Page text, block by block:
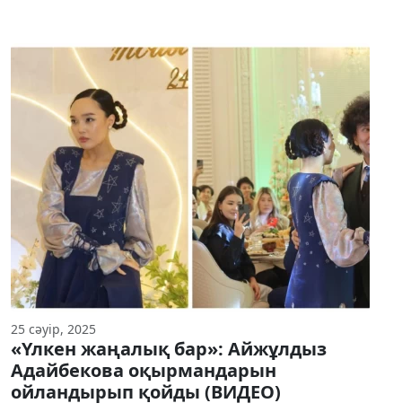
25 сәуір, 2025
«Үлкен жаңалық бар»: Айжұлдыз
Адайбекова оқырмандарын
ойландырып қойды (ВИДЕО)